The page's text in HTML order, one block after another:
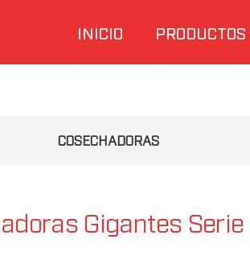
INICIO PRODUCTOS
COSECHADORAS
Gigantes